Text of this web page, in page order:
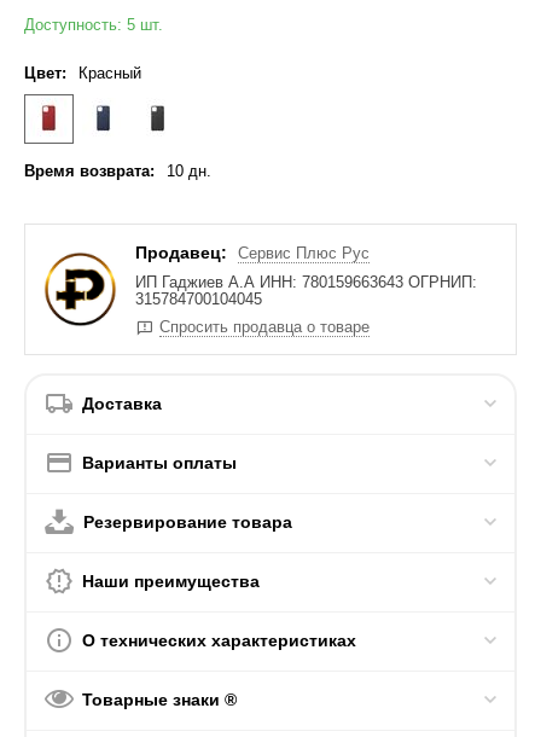
Доступность: 5 шт.
Цвет: Красный
Время возврата: 10 дн.
Продавец:
Сервис Плюс Рус
ИП Гаджиев А.А ИНН: 780159663643 ОГРНИП:
315784700104045
Спросить продавца о товаре
Доставка
Варианты оплаты
Резервирование товара
Наши преимущества
О технических характеристиках
Товарные знаки ®